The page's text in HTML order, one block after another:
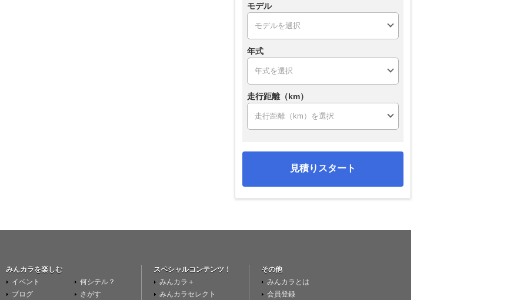
モデル
年式
走行距離（km）
見積りスタート
みんカラを楽しむ
イベント
ブログ
何シテル？
さがす
スペシャルコンテンツ！
みんカラ＋
みんカラセレクト
その他
みんカラとは
会員登録